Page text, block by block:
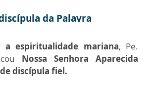
da Palavra
a espiritualidade mariana, Pe.
Nossa Senhora Aparecida
discípula fiel.